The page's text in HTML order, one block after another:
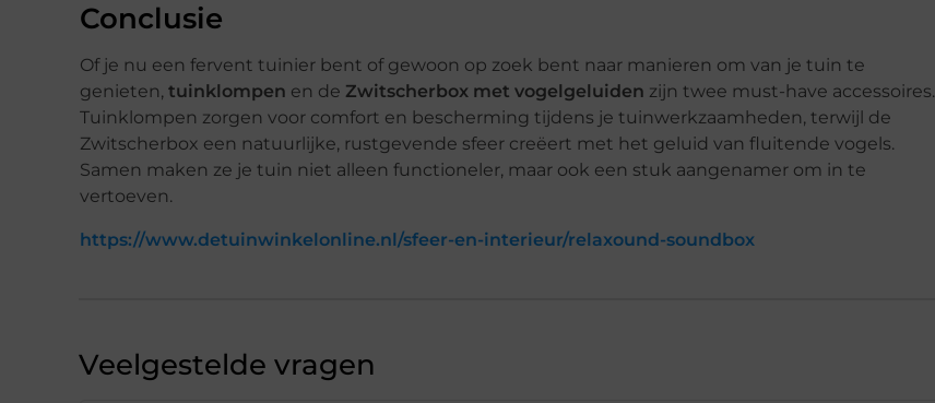
Conclusie
Of je nu een fervent tuinier bent of gewoon op zoek bent naar manieren om van je tuin te
genieten, tuinklompen en de Zwitscherbox met vogelgeluiden zijn twee must-have accessoires.
Tuinklompen zorgen voor comfort en bescherming tijdens je tuinwerkzaamheden, terwijl de
Zwitscherbox een natuurlijke, rustgevende sfeer creëert met het geluid van fluitende vogels.
Samen maken ze je tuin niet alleen functioneler, maar ook een stuk aangenamer om in te
vertoeven.
https://www.detuinwinkelonline.nl/sfeer-en-interieur/relaxound-soundbox
Veelgestelde vragen